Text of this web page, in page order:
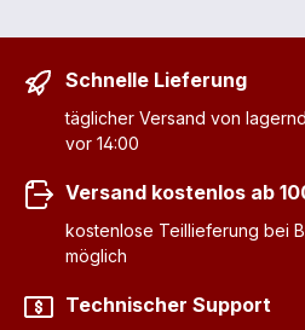
Schnelle Lieferung
täglicher Versand von
vor 14:00
Versand kostenlos ab
kostenlose Teillieferung bei
möglich
Technischer Support